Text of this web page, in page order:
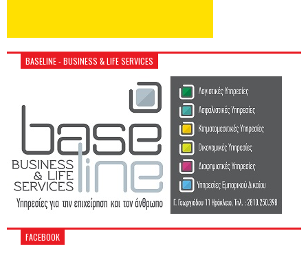
BASELINE - BUSINESS & LIFE SERVICES
FACEBOOK